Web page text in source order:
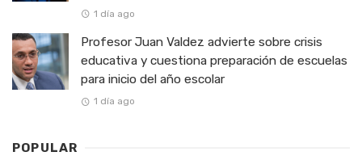
1 día ago
Profesor Juan Valdez advierte sobre crisis
educativa y cuestiona preparación de escuelas
para inicio del año escolar
1 día ago
POPULAR